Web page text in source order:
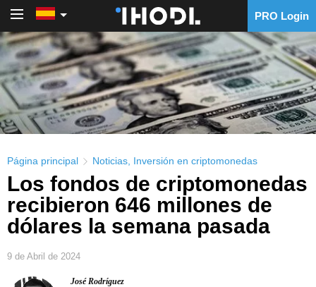
PRO Login
Página principal Noticias Inversión en criptomonedas
Los fondos de criptomonedas
recibieron 646 millones de
dólares la semana pasada
9 de Abril de 2024
José Rodríguez